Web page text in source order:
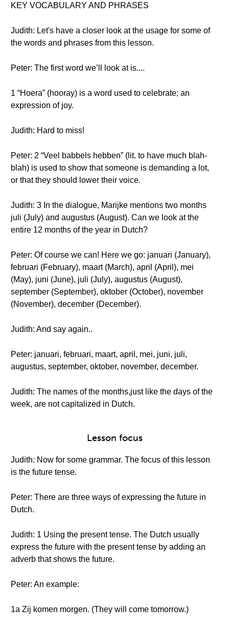
KEY VOCABULARY AND PHRASES
Judith: Let's have a closer look at the usage for some of
the words and phrases from this lesson.
Peter: The first word we’ll look at is....
1 “Hoera” (hooray) is a word used to celebrate; an
expression of joy.
Judith: Hard to miss!
Peter: 2 “Veel babbels hebben” (lit. to have much blah-
blah) is used to show that someone is demanding a lot,
or that they should lower their voice.
Judith: 3 In the dialogue, Marijke mentions two months
juli (July) and augustus (August). Can we look at the
entire 12 months of the year in Dutch?
Peter: Of course we can! Here we go: januari (January),
februari (February), maart (March), april (April), mei
(May), juni (June), juli (July), augustus (August),
september (September), oktober (October), november
(November), december (December).
Judith: And say again..
Peter: januari, februari, maart, april, mei, juni, juli,
augustus, september, oktober, november, december.
Judith: The names of the months,just like the days of the
week, are not capitalized in Dutch.
Lesson focus
Judith: Now for some grammar. The focus of this lesson
is the future tense.
Peter: There are three ways of expressing the future in
Dutch.
Judith: 1 Using the present tense. The Dutch usually
express the future with the present tense by adding an
adverb that shows the future.
Peter: An example:
1a Zij komen morgen. (They will come tomorrow.)